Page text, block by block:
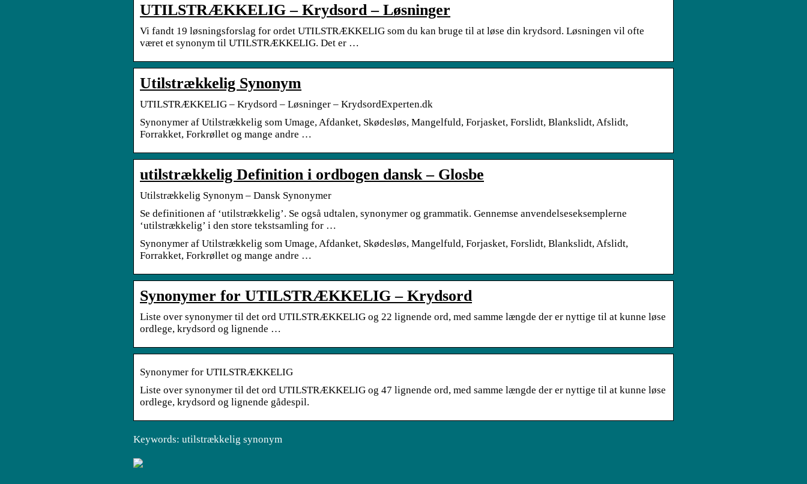
UTILSTRÆKKELIG – Krydsord – Løsninger
Vi fandt 19 løsningsforslag for ordet UTILSTRÆKKELIG som du kan bruge til at løse din krydsord. Løsningen vil ofte
været et synonym til UTILSTRÆKKELIG. Det er …
Utilstrækkelig Synonym
UTILSTRÆKKELIG – Krydsord – Løsninger – KrydsordExperten.dk
Synonymer af Utilstrækkelig som Umage, Afdanket, Skødesløs, Mangelfuld, Forjasket, Forslidt, Blankslidt, Afslidt,
Forrakket, Forkrøllet og mange andre …
utilstrækkelig Definition i ordbogen dansk – Glosbe
Utilstrækkelig Synonym – Dansk Synonymer
Se definitionen af ‘utilstrækkelig’. Se også udtalen, synonymer og grammatik. Gennemse anvendelseseksemplerne
‘utilstrækkelig’ i den store tekstsamling for …
Synonymer af Utilstrækkelig som Umage, Afdanket, Skødesløs, Mangelfuld, Forjasket, Forslidt, Blankslidt, Afslidt,
Forrakket, Forkrøllet og mange andre …
Synonymer for UTILSTRÆKKELIG – Krydsord
Liste over synonymer til det ord UTILSTRÆKKELIG og 22 lignende ord, med samme længde der er nyttige til at kunne løse
ordlege, krydsord og lignende …
Synonymer for UTILSTRÆKKELIG
Liste over synonymer til det ord UTILSTRÆKKELIG og 47 lignende ord, med samme længde der er nyttige til at kunne løse
ordlege, krydsord og lignende gådespil.
Keywords: utilstrækkelig synonym